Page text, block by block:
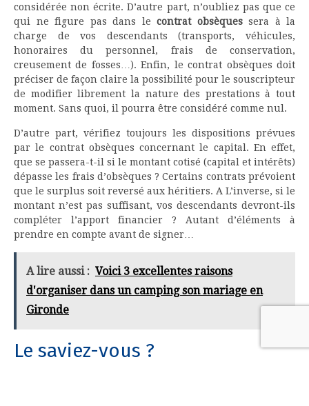
considérée non écrite. D’autre part, n’oubliez pas que ce
qui ne figure pas dans le contrat obsèquessera à la
charge de vos descendants (transports, véhicules,
honoraires du personnel, frais de conservation,
creusement de fosses…). Enfin, le contrat obsèques doit
préciser de façon claire la possibilité pour le souscripteur
de modifier librement la nature des prestations à tout
moment. Sans quoi, il pourra être considéré comme nul.
D’autre part, vérifiez toujours les dispositions prévues
par le contrat obsèques concernant le capital. En effet,
que se passera-t-il si le montant cotisé (capital et intérêts)
dépasse les frais d’obsèques ? Certains contrats prévoient
que le surplus soit reversé aux héritiers. A L’inverse, si le
montant n’est pas suffisant, vos descendants devront-ils
compléter l’apport financier ? Autant d’éléments à
prendre en compte avant de signer…
A lire aussi : Voici 3 excellentes raisons
d'organiser dans un camping son mariage en
Gironde
Le saviez-vous ?